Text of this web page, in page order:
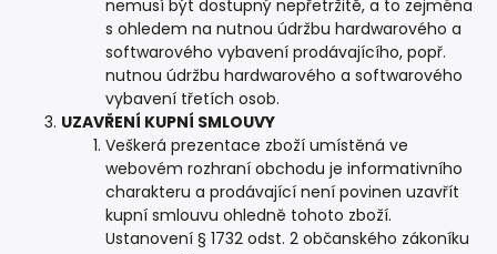
nemusí být dostupný nepřetržitě, a to zejména
s ohledem na nutnou údržbu hardwarového a
softwarového vybavení prodávajícího, popř.
nutnou údržbu hardwarového a softwarového
vybavení třetích osob.
UZAVŘENÍ KUPNÍ SMLOUVY
Veškerá prezentace zboží umístěná ve
webovém rozhraní obchodu je informativního
charakteru a prodávající není povinen uzavřít
kupní smlouvu ohledně tohoto zboží.
Ustanovení § 1732 odst. 2 občanského zákoníku